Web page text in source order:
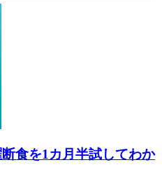
食を1カ月半試してわか